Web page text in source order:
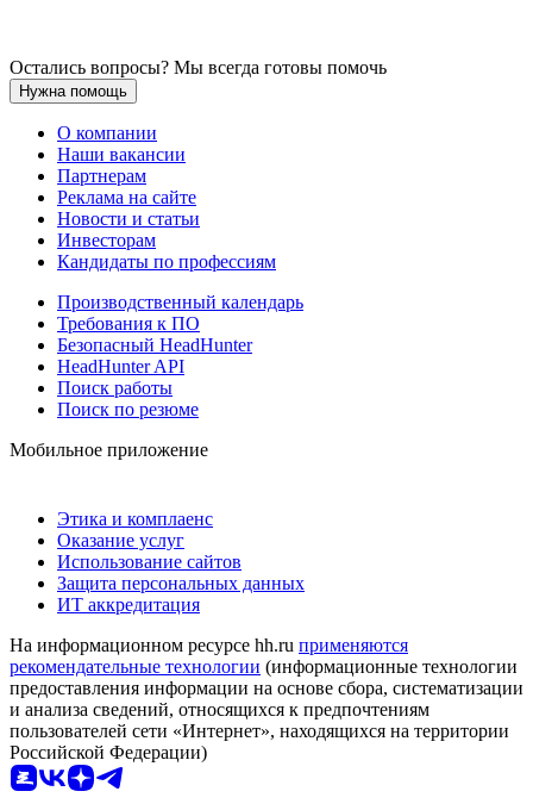
Остались вопросы? Мы всегда готовы помочь
Нужна помощь
О компании
Наши вакансии
Партнерам
Реклама на сайте
Новости и статьи
Инвесторам
Кандидаты по профессиям
Производственный календарь
Требования к ПО
Безопасный HeadHunter
HeadHunter API
Поиск работы
Поиск по резюме
Мобильное приложение
Этика и комплаенс
Оказание услуг
Использование сайтов
Защита персональных данных
ИТ аккредитация
На информационном ресурсе hh.ru применяются
рекомендательные технологии (информационные технологии
предоставления информации на основе сбора, систематизации
и анализа сведений, относящихся к предпочтениям
пользователей сети «Интернет», находящихся на территории
Российской Федерации)